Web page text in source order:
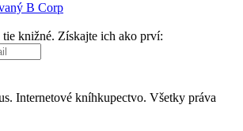
B Corp
knižné. Získajte ich ako prví:
Internetové kníhkupectvo. Všetky práva